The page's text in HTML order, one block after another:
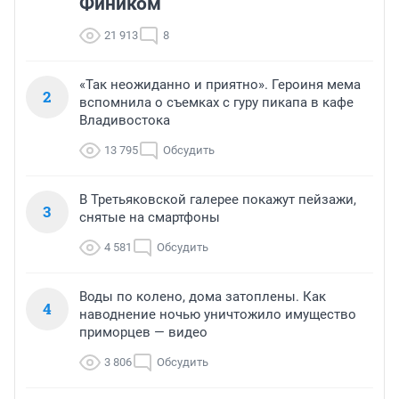
21 913 8
2
«Так неожиданно и приятно». Героиня мема
вспомнила о съемках с гуру пикапа в кафе
Владивостока
13 795 Обсудить
3
В Третьяковской галерее покажут пейзажи,
снятые на смартфоны
4 581 Обсудить
4
Воды по колено, дома затоплены. Как
наводнение ночью уничтожило имущество
приморцев — видео
3 806 Обсудить